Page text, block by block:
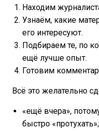
Находим
Узнаём, какие
его интересуют.
Подбираем те, по
ещё лучше опыт.
Готовим
Всё это желательно
«ещё вчера»,
быстро «протухать»;